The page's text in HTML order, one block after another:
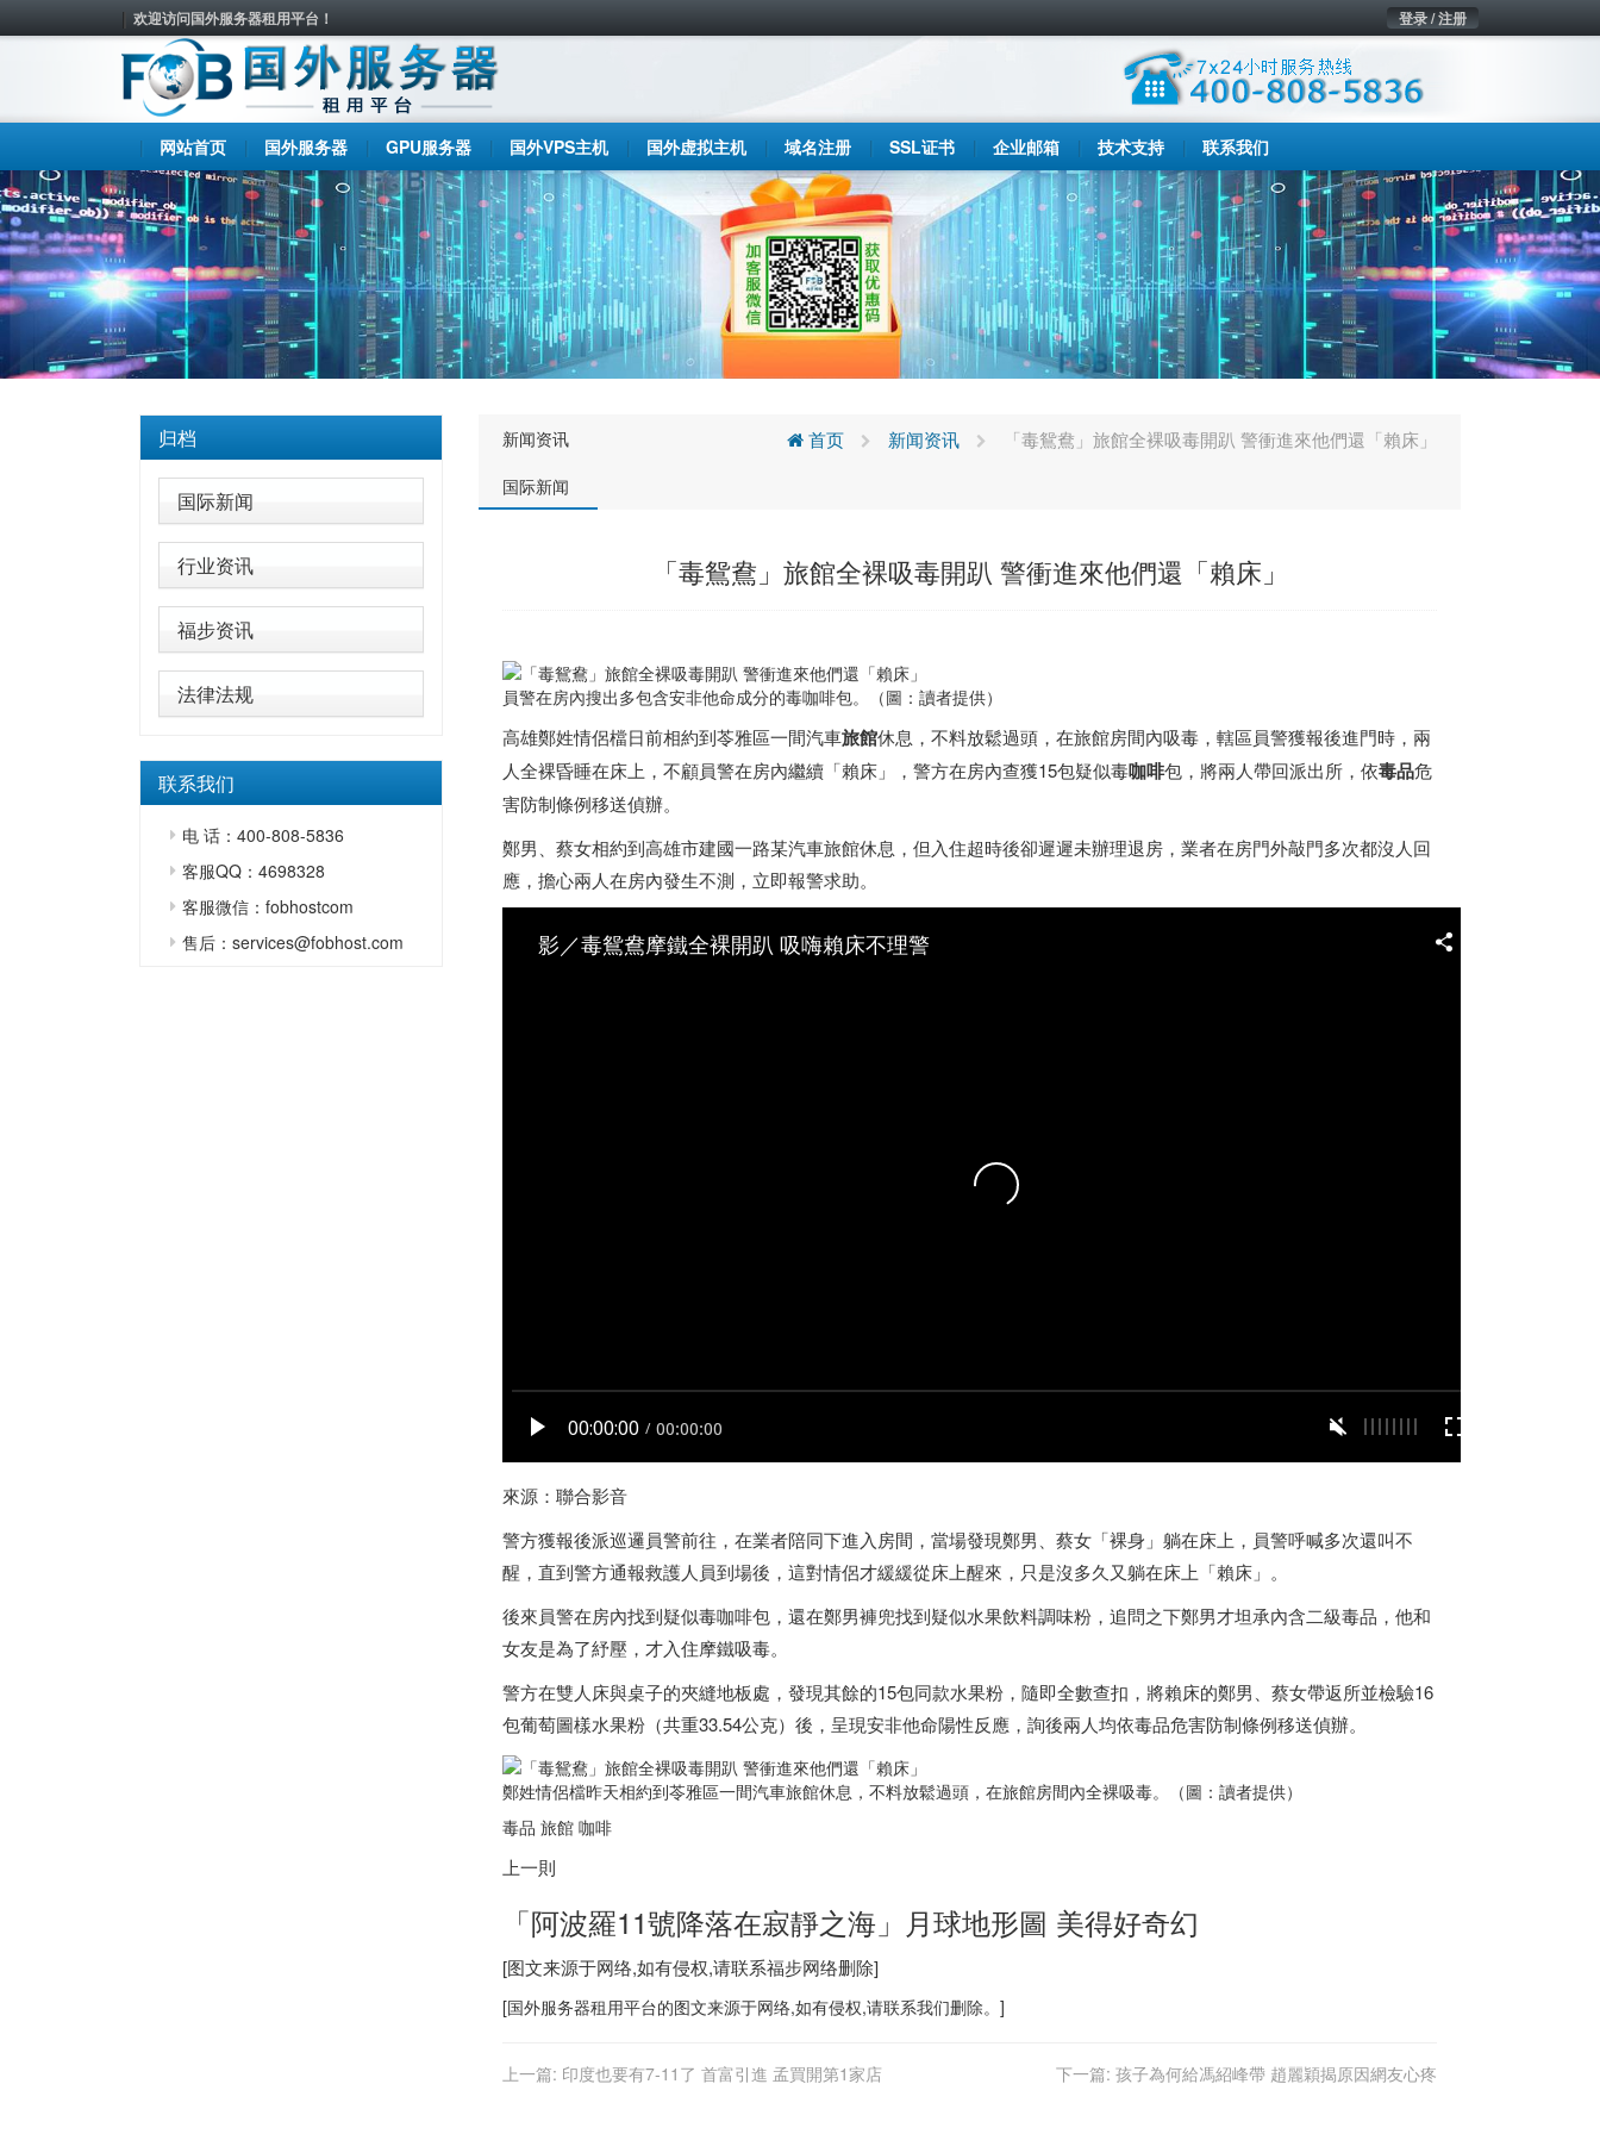
欢迎访问国外服务器租用平台！ 登录 / 注册
网站首页 国外服务器 GPU服务器 国外VPS主机 国外虚拟主机 域名注册 SSL证书 企业邮箱 技术支持 联系我们
归档
国际新闻
行业资讯
福步资讯
法律法规
联系我们
电 话：400-808-5836
客服QQ：4698328
客服微信：fobhostcom
售后：services@fobhost.com
新闻资讯
国际新闻
首页 新闻资讯 「毒鴛鴦」旅館全裸吸毒開趴 警衝進來他們還「賴床」
「毒鴛鴦」旅館全裸吸毒開趴 警衝進來他們還「賴床」
員警在房內搜出多包含安非他命成分的毒咖啡包。（圖：讀者提供）
高雄鄭姓情侶檔日前相約到苓雅區一間汽車旅館休息，不料放鬆過頭，在旅館房間內吸毒，轄區員警獲報後進門時，兩
人全裸昏睡在床上，不顧員警在房內繼續「賴床」，警方在房內查獲15包疑似毒咖啡包，將兩人帶回派出所，依毒品危
害防制條例移送偵辦。
鄭男、蔡女相約到高雄市建國一路某汽車旅館休息，但入住超時後卻遲遲未辦理退房，業者在房門外敲門多次都沒人回
應，擔心兩人在房內發生不測，立即報警求助。
來源：聯合影音
警方獲報後派巡邏員警前往，在業者陪同下進入房間，當場發現鄭男、蔡女「裸身」躺在床上，員警呼喊多次還叫不
醒，直到警方通報救護人員到場後，這對情侶才緩緩從床上醒來，只是沒多久又躺在床上「賴床」。
後來員警在房內找到疑似毒咖啡包，還在鄭男褲兜找到疑似水果飲料調味粉，追問之下鄭男才坦承內含二級毒品，他和
女友是為了紓壓，才入住摩鐵吸毒。
警方在雙人床與桌子的夾縫地板處，發現其餘的15包同款水果粉，隨即全數查扣，將賴床的鄭男、蔡女帶返所並檢驗16
包葡萄圖樣水果粉（共重33.54公克）後，呈現安非他命陽性反應，詢後兩人均依毒品危害防制條例移送偵辦。
鄭姓情侶檔昨天相約到苓雅區一間汽車旅館休息，不料放鬆過頭，在旅館房間內全裸吸毒。（圖：讀者提供）
毒品 旅館 咖啡
上一則
「阿波羅11號降落在寂靜之海」月球地形圖 美得好奇幻
[图文来源于网络,如有侵权,请联系福步网络删除]
[国外服务器租用平台的图文来源于网络,如有侵权,请联系我们删除。]
上一篇: 印度也要有7-11了 首富引進 孟買開第1家店 下一篇: 孩子為何給馮紹峰帶 趙麗穎揭原因網友心疼